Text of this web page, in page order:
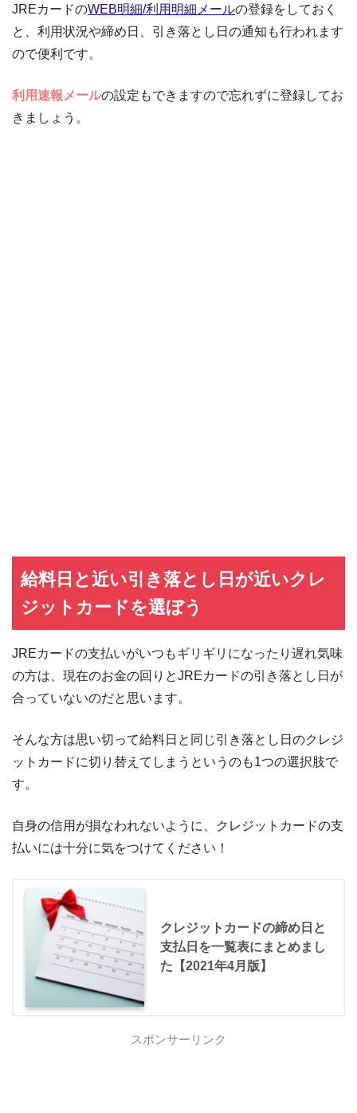
JREカードのWEB明細/利用明細メールの登録をしておく
と、利用状況や締め日、引き落とし日の通知も行われます
ので便利です。
利用速報メールの設定もできますので忘れずに登録してお
きましょう。
給料日と近い引き落とし日が近いクレ
ジットカードを選ぼう
JREカードの支払いがいつもギリギリになったり遅れ気味
の方は、現在のお金の回りとJREカードの引き落とし日が
合っていないのだと思います。
そんな方は思い切って給料日と同じ引き落とし日のクレジ
ットカードに切り替えてしまうというのも1つの選択肢で
す。
自身の信用が損なわれないように、クレジットカードの支
払いには十分に気をつけてください！
クレジットカードの締め日と
支払日を一覧表にまとめまし
た【2021年4月版】
スポンサーリンク